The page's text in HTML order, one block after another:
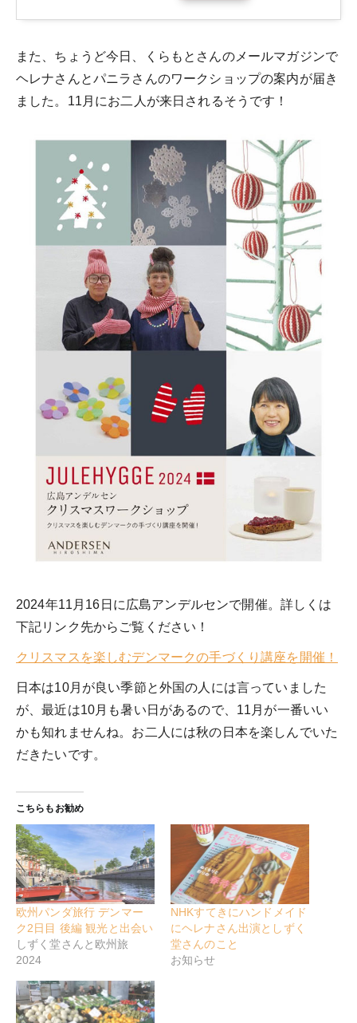
また、ちょうど今日、くらもとさんのメールマガジンで
ヘレナさんとパニラさんのワークショップの案内が届き
ました。11月にお二人が来日されるそうです！
2024年11月16日に広島アンデルセンで開催。詳しくは
下記リンク先からご覧ください！
クリスマスを楽しむデンマークの手づくり講座を開催！
日本は10月が良い季節と外国の人には言っていました
が、最近は10月も暑い日があるので、11月が一番いい
かも知れませんね。お二人には秋の日本を楽しんでいた
だきたいです。
こちらもお勧め
欧州パンダ旅行 デンマー
ク2日目 後編 観光と出会い
しずく堂さんと欧州旅
2024
NHKすてきにハンドメイド
にヘレナさん出演としずく
堂さんのこと
お知らせ